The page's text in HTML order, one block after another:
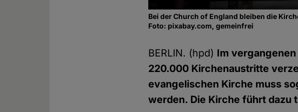
Bei der Church of England bleiben die
Foto: pixabay.com, gemeinfrei
BERLIN. (hpd) Im
220.000 Kirchenaustritte
evangelischen Kirche muss
werden. Die Kirche führt dazu